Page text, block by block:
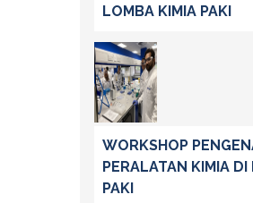
LOMBA KIMIA PAKI
WORKSHOP
PERALATAN KIMIA DI
PAKI